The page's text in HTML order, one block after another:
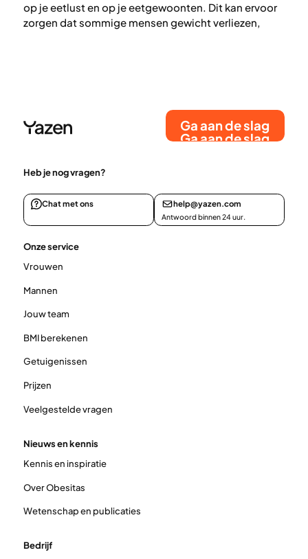
op je eetlust en op je eetgewoonten. Dit kan ervoor
zorgen dat sommige mensen gewicht verliezen,
Ga aan de slag
Ga aan de slag
Heb je nog vragen?
Chat met ons help@yazen.com
Antwoord binnen 24 uur.
Onze service
Vrouwen
Mannen
Jouw team
BMI berekenen
Getuigenissen
Prijzen
Veelgestelde vragen
Nieuws en kennis
Kennis en inspiratie
Over Obesitas
Wetenschap en publicaties
Bedrijf